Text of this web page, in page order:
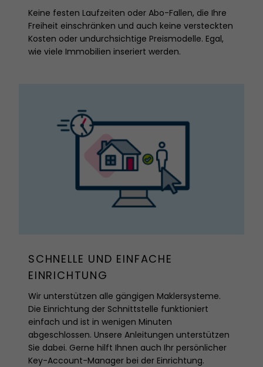
Keine festen Laufzeiten oder Abo-Fallen, die Ihre
Freiheit einschränken und auch keine versteckten
Kosten oder undurchsichtige Preismodelle. Egal,
wie viele Immobilien inseriert werden.​
SCHNELLE UND EINFACHE
EINRICHTUNG
Wir unterstützen alle gängigen Maklersysteme.
Die Einrichtung der Schnittstelle funktioniert
einfach und ist in wenigen Minuten
abgeschlossen. Unsere Anleitungen unterstützen
Sie dabei. Gerne hilft Ihnen auch Ihr persönlicher
Key-Account-Manager bei der Einrichtung.